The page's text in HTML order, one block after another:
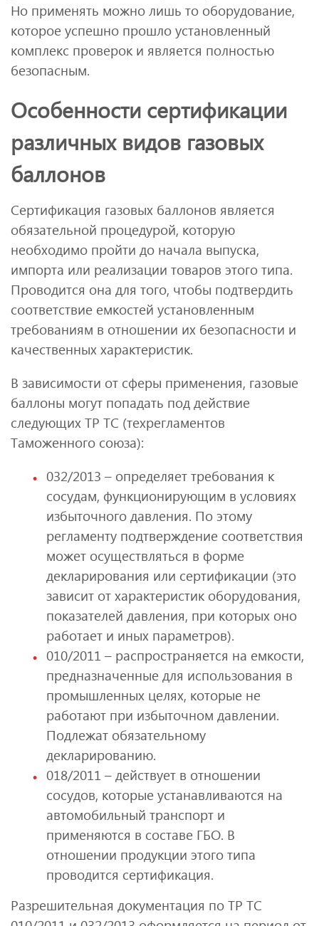
Но применять можно лишь то оборудование,
которое успешно прошло установленный
комплекс проверок и является полностью
безопасным.
Особенности сертификации
различных видов газовых
баллонов
Сертификация газовых баллонов является
обязательной процедурой, которую
необходимо пройти до начала выпуска,
импорта или реализации товаров этого типа.
Проводится она для того, чтобы подтвердить
соответствие емкостей установленным
требованиям в отношении их безопасности и
качественных характеристик.
В зависимости от сферы применения, газовые
баллоны могут попадать под действие
следующих ТР ТС (техрегламентов
Таможенного союза):
032/2013 – определяет требования к
сосудам, функционирующим в условиях
избыточного давления. По этому
регламенту подтверждение соответствия
может осуществляться в форме
декларирования или сертификации (это
зависит от характеристик оборудования,
показателей давления, при которых оно
работает и иных параметров).
010/2011 – распространяется на емкости,
предназначенные для использования в
промышленных целях, которые не
работают при избыточном давлении.
Подлежат обязательному
декларированию.
018/2011 – действует в отношении
сосудов, которые устанавливаются на
автомобильный транспорт и
применяются в составе ГБО. В
отношении продукции этого типа
проводится сертификация.
Разрешительная документация по ТР ТС